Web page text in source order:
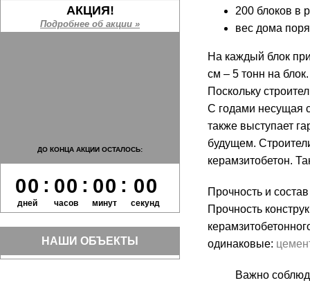
АКЦИЯ!
Подробнее об акции »
ДО КОНЦА АКЦИИ ОСТАЛОСЬ:
00
дней
: 00
часов
: 00
минут
: 00
секунд
НАШИ ОБЪЕКТЫ
200 блоков в
вес дома
На каждый блок
см – 5 тонн на
Поскольку
С годами несущая
также выступает
будущем.
керамзитобетон.
Прочность и состав
Прочность
одинаковые:
Важно